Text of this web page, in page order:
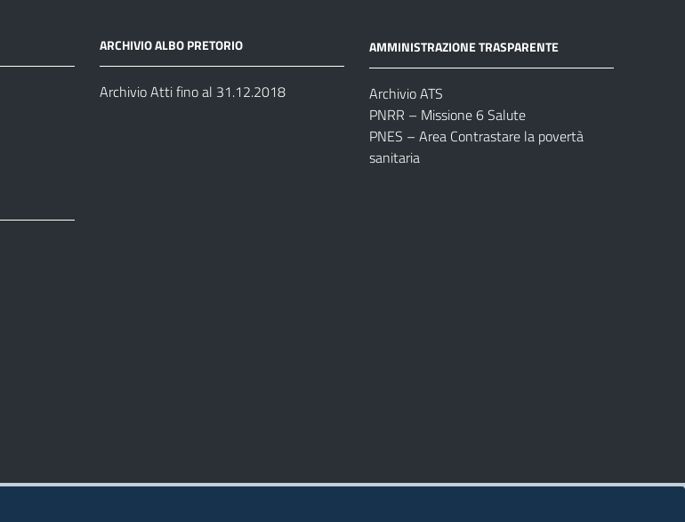
ARCHIVIO ALBO PRETORIO
Archivio Atti fino al 31.12.2018
AMMINISTRAZIONE TRASPARENTE
Archivio ATS
PNRR – Missione 6 Salute
PNES – Area Contrastare la povertà
sanitaria